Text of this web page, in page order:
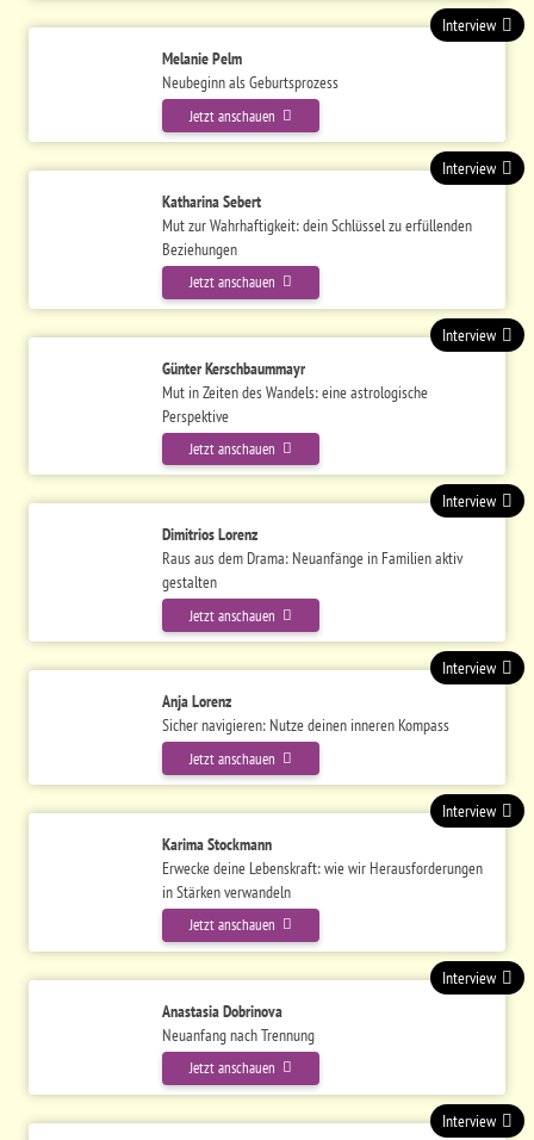
Melanie Pelm
Neubeginn als Geburtsprozess
Jetzt anschauen
Interview
Katharina Sebert
Mut zur Wahrhaftigkeit: dein Schlüssel zu erfüllenden
Beziehungen
Jetzt anschauen
Interview
Günter Kerschbaummayr
Mut in Zeiten des Wandels: eine astrologische
Perspektive
Jetzt anschauen
Interview
Dimitrios Lorenz
Raus aus dem Drama: Neuanfänge in Familien aktiv
gestalten
Jetzt anschauen
Interview
Anja Lorenz
Sicher navigieren: Nutze deinen inneren Kompass
Jetzt anschauen
Interview
Karima Stockmann
Erwecke deine Lebenskraft: wie wir Herausforderungen
in Stärken verwandeln
Jetzt anschauen
Interview
Anastasia Dobrinova
Neuanfang nach Trennung
Jetzt anschauen
Interview
Interview